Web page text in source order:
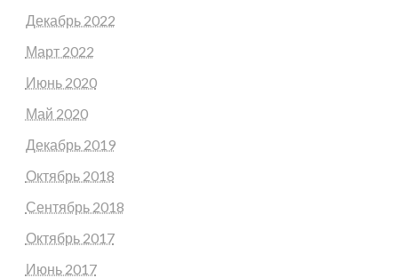
Декабрь 2022
Март 2022
Июнь 2020
Май 2020
Декабрь 2019
Октябрь 2018
Сентябрь 2018
Октябрь 2017
Июнь 2017